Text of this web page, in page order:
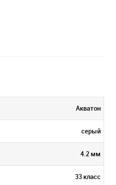
Акватон
серый
4.2 мм
33 класс